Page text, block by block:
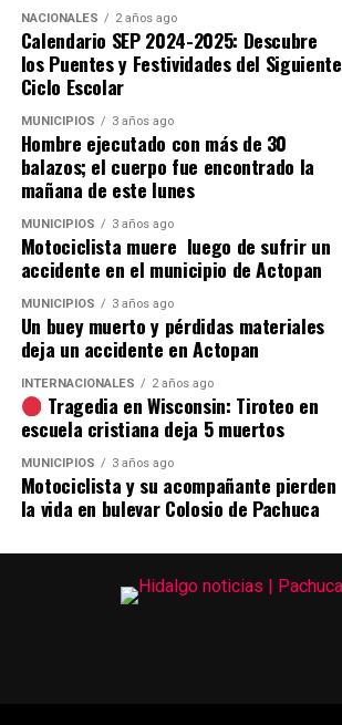
NACIONALES 2 años ago
Calendario SEP 2024-2025: Descubre
los Puentes y Festividades del Siguiente
Ciclo Escolar
MUNICIPIOS 3 años ago
Hombre ejecutado con más de 30
balazos; el cuerpo fue encontrado la
mañana de este lunes
MUNICIPIOS 3 años ago
Motociclista muere luego de sufrir un
accidente en el municipio de Actopan
MUNICIPIOS 3 años ago
Un buey muerto y pérdidas materiales
deja un accidente en Actopan
INTERNACIONALES 2 años ago
Tragedia en Wisconsin: Tiroteo en
escuela cristiana deja 5 muertos
MUNICIPIOS 3 años ago
Motociclista y su acompañante pierden
la vida en bulevar Colosio de Pachuca